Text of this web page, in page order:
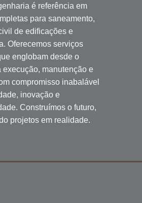
é referência em
para saneamento,
de edificações e
Oferecemos serviços
englobam desde o
execução, manutenção e
compromisso inabalável
inovação e
Construímos o futuro,
projetos em realidade.